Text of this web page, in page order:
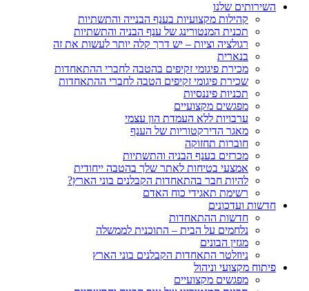
השירותים שלנו
קהילות מקצועיות בענף הבנייה והתשתיות
תכנית המנטורינג של ענף הבניה והתשתיות
רגולציה וציות – יש דרך קלה יותר לעשות את זה
בנארית
מכירת פיגומי זקיפים בהטבה לחברי ההתאחדות
שכירת פיגומי זקיפים הטבה לחברי ההתאחדות
תכניות פיננסיות
מפגשים מקצועיים
ערבויות ללא העמדת הון עצמי
מאגר הדירקטוריות של הענף
חוברות תחזוקה
מכרזים בענף הבניה והתשתיות
אמצעי בטיחות לאתר שלך בהטבה ייחודית
להיות חבר בהתאחדות הקבלנים בוני הארץ?
רשימת תאגידי כוח האדם
חדשות ועדכונים
חדשות ההתאחדות
נלחמים על הבית – התוכנית לממשלה
מגזין הבונים
ניוזלטר התאחדות הקבלנים בוני הארץ
פיתוח מקצועי וניהול
מפגשים מקצועיים